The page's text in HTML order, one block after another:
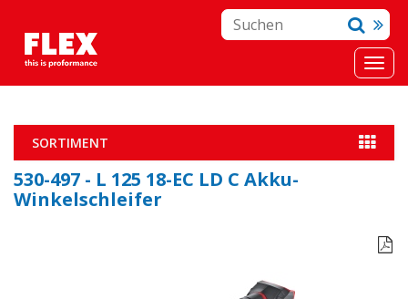
SORTIMENT
530-497 - L 125 18-EC LD C Akku-
Winkelschleifer
